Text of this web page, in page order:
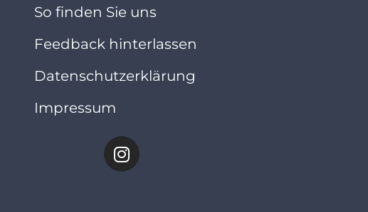
So finden Sie uns
Feedback hinterlassen
Datenschutzerklärung
Impressum